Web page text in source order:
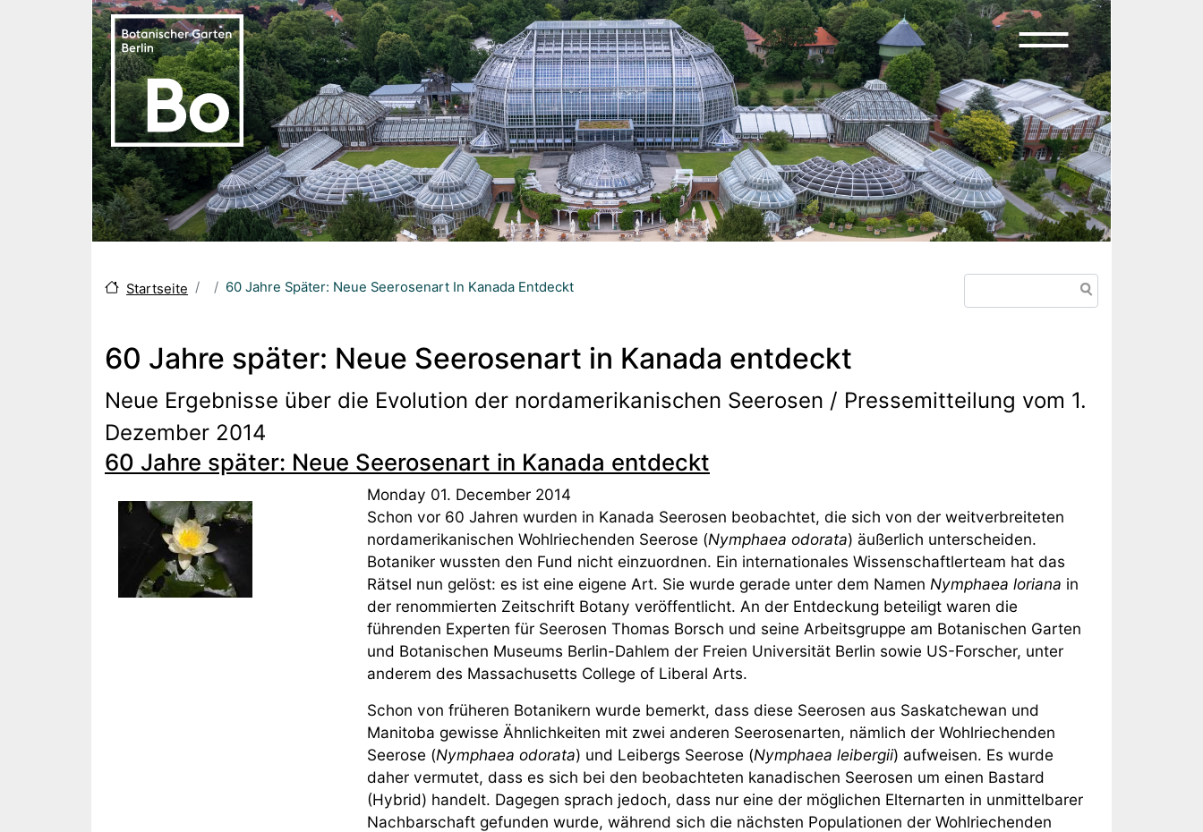
Skip to main content
Startseite 60 Jahre Später: Neue Seerosenart In Kanada Entdeckt
60 Jahre später: Neue Seerosenart in Kanada entdeckt
Neue Ergebnisse über die Evolution der nordamerikanischen Seerosen / Pressemitteilung vom 1.
Dezember 2014
60 Jahre später: Neue Seerosenart in Kanada entdeckt
Monday 01. December 2014
Schon vor 60 Jahren wurden in Kanada Seerosen beobachtet, die sich von der weitverbreiteten
nordamerikanischen Wohlriechenden Seerose (Nymphaea odorata) äußerlich unterscheiden.
Botaniker wussten den Fund nicht einzuordnen. Ein internationales Wissenschaftlerteam hat das
Rätsel nun gelöst: es ist eine eigene Art. Sie wurde gerade unter dem Namen Nymphaea loriana in
der renommierten Zeitschrift Botany veröffentlicht. An der Entdeckung beteiligt waren die
führenden Experten für Seerosen Thomas Borsch und seine Arbeitsgruppe am Botanischen Garten
und Botanischen Museums Berlin-Dahlem der Freien Universität Berlin sowie US-Forscher, unter
anderem des Massachusetts College of Liberal Arts.
Schon von früheren Botanikern wurde bemerkt, dass diese Seerosen aus Saskatchewan und
Manitoba gewisse Ähnlichkeiten mit zwei anderen Seerosenarten, nämlich der Wohlriechenden
Seerose (Nymphaea odorata) und Leibergs Seerose (Nymphaea leibergii) aufweisen. Es wurde
daher vermutet, dass es sich bei den beobachteten kanadischen Seerosen um einen Bastard
(Hybrid) handelt. Dagegen sprach jedoch, dass nur eine der möglichen Elternarten in unmittelbarer
Nachbarschaft gefunden wurde, während sich die nächsten Populationen der Wohlriechenden